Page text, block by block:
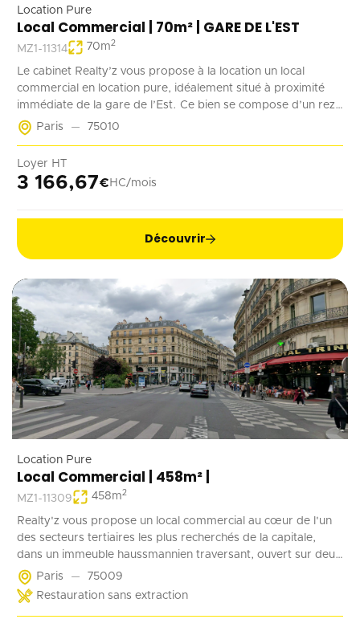
Location Pure
Local Commercial | 70m² | GARE DE L'EST
MZ1-11314 70m2
Le cabinet Realty’z vous propose à la location un local
commercial en location pure, idéalement situé à proximité
immédiate de la gare de l’Est. Ce bien se compose d’un rez-
de-chaussée de 70 m² accessible à la fois depuis la rue et les
parties communes de l’immeuble. Deux emplacements de
rénové, ce local est adapté à tout type d’activité ne générant
pas de nuisances.
Paris 75010
Loyer HT
3 166,67€ HC/mois
Découvrir
Location Pure
Local Commercial | 458m² |
MZ1-11309 458m2
Realty'z vous propose un local commercial au cœur de l'un
des secteurs tertiaires les plus recherchés de la capitale,
dans un immeuble haussmannien traversant, ouvert sur deux
rues, D'une surface totale d'environ 458 m², répartis entre un
plateau généreux et un niveau complémentaire, ce bien offre
une belle hauteur sous plafond, une vitrine offrant une
Paris
75009
Restauration sans extraction